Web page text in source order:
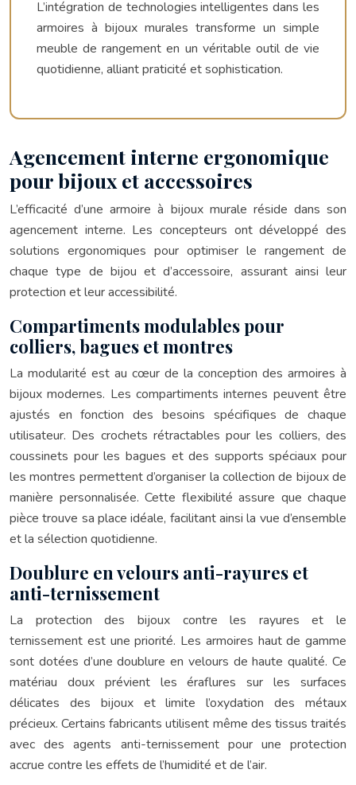
L’intégration de technologies intelligentes dans les
armoires à bijoux murales transforme un simple
meuble de rangement en un véritable outil de vie
quotidienne, alliant praticité et sophistication.
Agencement interne ergonomique
pour bijoux et accessoires
L’efficacité d’une armoire à bijoux murale réside dans son
agencement interne. Les concepteurs ont développé des
solutions ergonomiques pour optimiser le rangement de
chaque type de bijou et d’accessoire, assurant ainsi leur
protection et leur accessibilité.
Compartiments modulables pour
colliers, bagues et montres
La modularité est au cœur de la conception des armoires à
bijoux modernes. Les compartiments internes peuvent être
ajustés en fonction des besoins spécifiques de chaque
utilisateur. Des crochets rétractables pour les colliers, des
coussinets pour les bagues et des supports spéciaux pour
les montres permettent d’organiser la collection de bijoux de
manière personnalisée. Cette flexibilité assure que chaque
pièce trouve sa place idéale, facilitant ainsi la vue d’ensemble
et la sélection quotidienne.
Doublure en velours anti-rayures et
anti-ternissement
La protection des bijoux contre les rayures et le
ternissement est une priorité. Les armoires haut de gamme
sont dotées d’une doublure en velours de haute qualité. Ce
matériau doux prévient les éraflures sur les surfaces
délicates des bijoux et limite l’oxydation des métaux
précieux. Certains fabricants utilisent même des tissus traités
avec des agents anti-ternissement pour une protection
accrue contre les effets de l’humidité et de l’air.